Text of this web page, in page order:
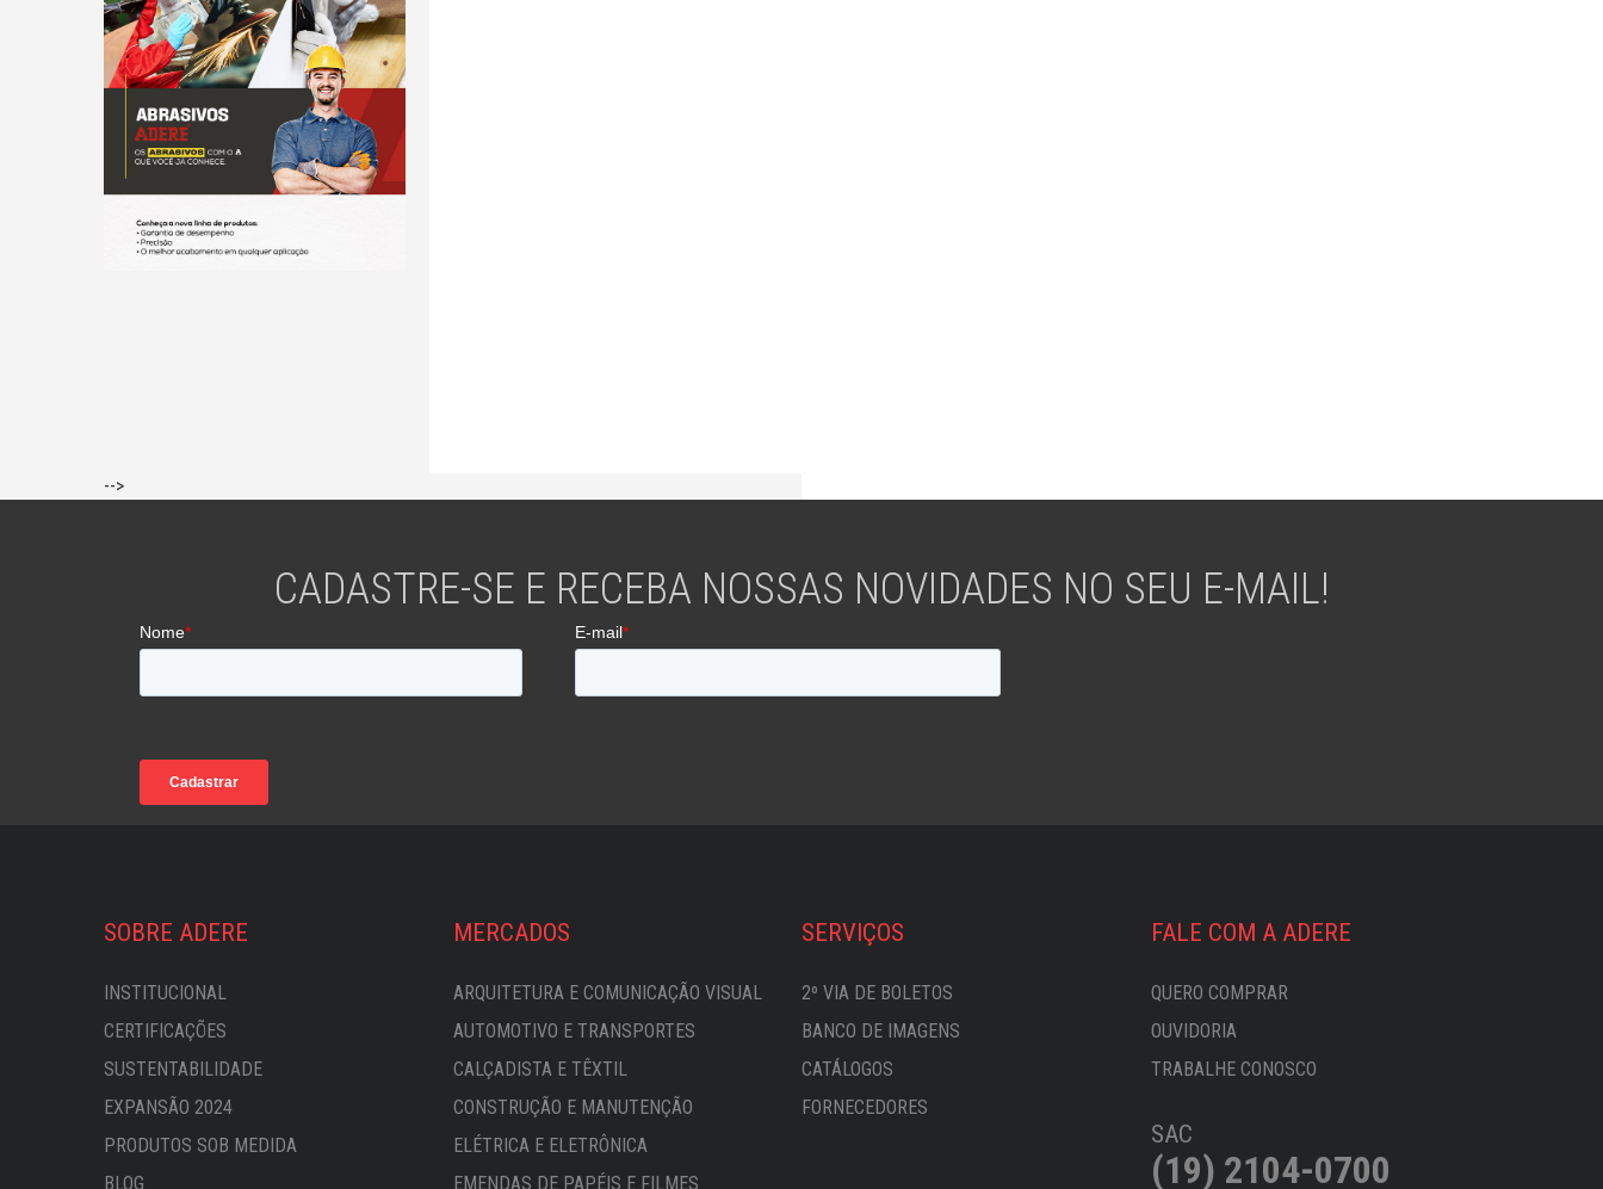
-->
CADASTRE-SE E RECEBA NOSSAS NOVIDADES NO SEU E-MAIL!
SOBRE ADERE
INSTITUCIONAL
CERTIFICAÇÕES
SUSTENTABILIDADE
EXPANSÃO 2024
PRODUTOS SOB MEDIDA
BLOG
MERCADOS
ARQUITETURA E COMUNICAÇÃO VISUAL
AUTOMOTIVO E TRANSPORTES
CALÇADISTA E TÊXTIL
CONSTRUÇÃO E MANUTENÇÃO
ELÉTRICA E ELETRÔNICA
EMENDAS DE PAPÉIS E FILMES
SERVIÇOS
2º VIA DE BOLETOS
BANCO DE IMAGENS
CATÁLOGOS
FORNECEDORES
FALE COM A ADERE
QUERO COMPRAR
OUVIDORIA
TRABALHE CONOSCO
SAC
(19) 2104-0700